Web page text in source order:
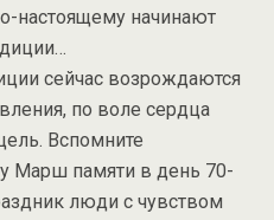
настоящему начинают
сейчас возрождаются
по воле сердца
Вспомните
Марш памяти в день 70-
люди с чувством